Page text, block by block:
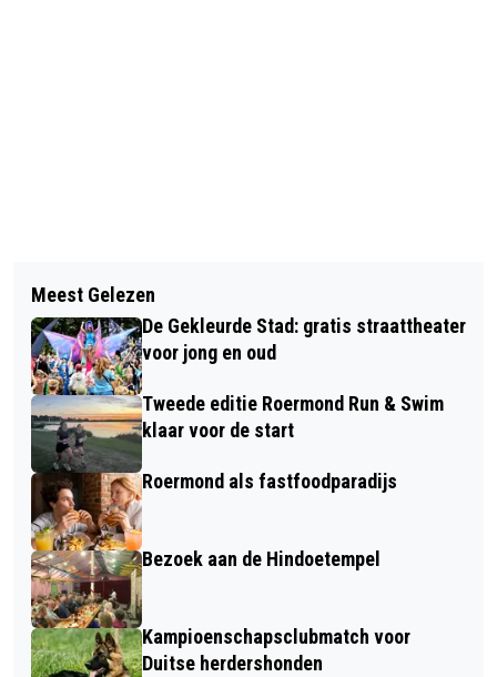
ECSTATIC DANCE IN DE
URSULAKAPEL
EXCURSIE NAAR BEEGDERHEIDE
Meest Gelezen
De Gekleurde Stad: gratis straattheater
voor jong en oud
Tweede editie Roermond Run & Swim
klaar voor de start
Roermond als fastfoodparadijs
Bezoek aan de Hindoetempel
Kampioenschapsclubmatch voor
Duitse herdershonden